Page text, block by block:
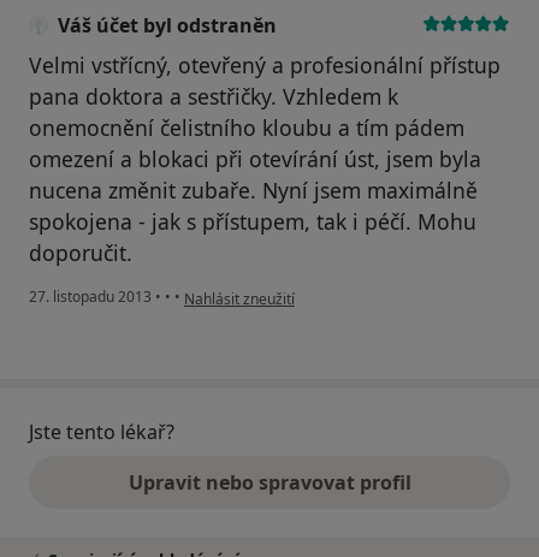
Váš účet byl odstraněn
Velmi vstřícný, otevřený a profesionální přístup
pana doktora a sestřičky. Vzhledem k
onemocnění čelistního kloubu a tím pádem
omezení a blokaci při otevírání úst, jsem byla
nucena změnit zubaře. Nyní jsem maximálně
spokojena - jak s přístupem, tak i péčí. Mohu
doporučit.
27. listopadu 2013 • • • podle názoru uživatele Váš účet byl odstraněn
Nahlásit zneužití
Jste tento lékař?
Upravit nebo spravovat profil